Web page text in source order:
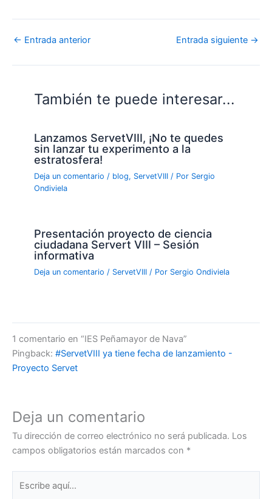
← Entrada anterior Entrada siguiente →
También te puede interesar...
Lanzamos ServetVIII, ¡No te quedes
sin lanzar tu experimento a la
estratosfera!
Deja un comentario / blog, ServetVIII / Por Sergio
Ondiviela
Presentación proyecto de ciencia
ciudadana Servert VIII – Sesión
informativa
Deja un comentario / ServetVIII / Por Sergio Ondiviela
1 comentario en “IES Peñamayor de Nava”
Pingback: #ServetVIII ya tiene fecha de lanzamiento -
Proyecto Servet
Deja un comentario
Tu dirección de correo electrónico no será publicada. Los
campos obligatorios están marcados con *